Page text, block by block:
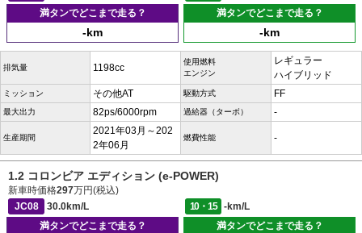
満タンでどこまで走る？
-km
満タンでどこまで走る？
-km
排気量 1198cc
使用燃料
エンジン
レギュラー
ハイブリッド
ミッション その他AT 駆動方式 FF
最大出力 82ps/6000rpm 過給器（ターボ） -
生産期間
2021年03月～202
2年06月
燃費性能 -
1.2 コロンビア エディション (e-POWER)
新車時価格297万円(税込)
JC08
30.0km/L 10・15
-km/L
満タンでどこまで走る？
満タンでどこまで走る？